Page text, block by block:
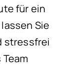
für ein
Sie
stressfrei